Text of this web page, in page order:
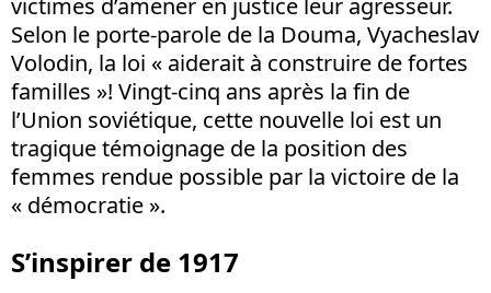
Selon le porte-parole de la Douma, Vyacheslav
Volodin, la loi « aiderait à construire de fortes
familles »! Vingt-cinq ans après la fin de
l’Union soviétique, cette nouvelle loi est un
tragique témoignage de la position des
femmes rendue possible par la victoire de la
« démocratie ».
S’inspirer de 1917